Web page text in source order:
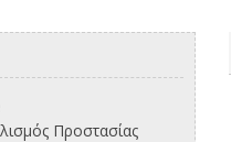
Προστασίας